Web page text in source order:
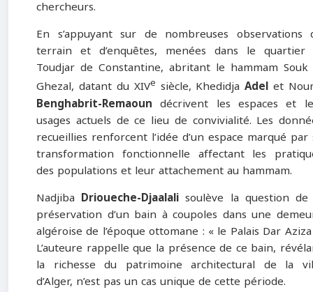
chercheurs.
En s’appuyant sur de nombreuses observations
terrain et d’enquêtes, menées dans le quartier
Toudjar de Constantine, abritant le hammam Souk
Ghezal, datant du XIVe siècle, Khedidja Adelet
Benghabrit-Remaoundécrivent les espaces et
usages actuels de ce lieu de convivialité. Les
recueillies renforcent l’idée d’un espace marqué par
transformation fonctionnelle affectant les
des populations et leur attachement au hammam.
Nadjiba Drioueche-Djaalali soulève la question
préservation d’un bain à coupoles dans une
algéroise de l’époque ottomane : « le Palais Dar
L’auteure rappelle que la présence de ce bain,
la richesse du patrimoine architectural de la
d’Alger, n’est pas un cas unique de cette période.